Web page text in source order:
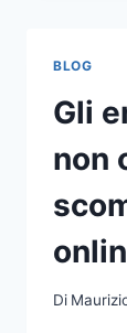
BLOG
Gli
non
Di